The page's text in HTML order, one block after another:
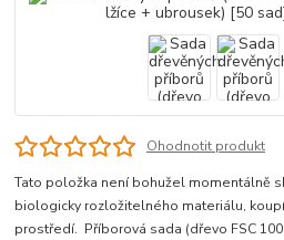
Ohodnotit produkt
Tato položka není bohužel momentálně
biologicky rozložitelného materiálu,
prostředí. Příborová sada (dřevo FSC